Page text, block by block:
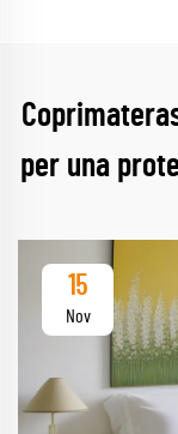
per una
15
Nov